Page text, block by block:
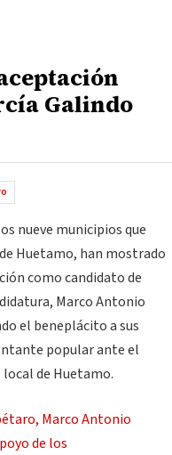
Galindo
nueve municipios que
Huetamo, han mostrado
como candidato de
Marco Antonio
el beneplácito a sus
popular ante el
de Huetamo.